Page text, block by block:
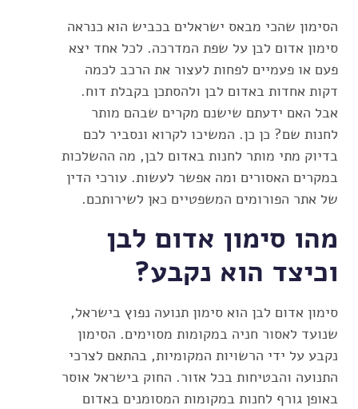
הסימון שהכי מבאס ישראלים בכביש הוא כנראה
סימון אדום לבן על שפת המדרכה. לכל אחד יצא
פעם או פעמיים לפחות לעצור את הרכב לכמה
דקות אחדות באדום לבן ולהסתכן בקבלת דוח.
אבל האם ידעתם שישנם מקרים שבהם מותר
לחנות שם? כן כן. המשיכו לקרוא ונסביר לכם
בדיוק מתי מותר לחנות באדום לבן, מה ההשלכות
במקרים האסורים ומה אפשר לעשות. עורכי הדין
של אתר הפורומים המשפטיים כאן לשירותכם.
מהו סימון אדום לבן
וכיצד הוא נקבע?
סימון אדום לבן הוא סימון תנועה נפוץ בישראל,
שנועד לאסור חניה במקומות מסוימים. הסימון
נקבע על ידי הרשויות המקומיות, בהתאם לצרכי
התנועה והבטיחות בכל אזור. החוק בישראל אוסר
באופן גורף לחנות במקומות המסומנים באדום